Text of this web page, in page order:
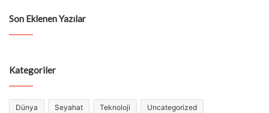
Son Eklenen Yazılar
Kategoriler
Dünya Seyahat Teknoloji Uncategorized